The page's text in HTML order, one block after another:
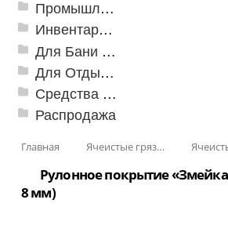
Промышленный текстиль
Инвентарь для клининга
Для Бани и Сауны
Для Отдыха и Пикника
Средства от насекомых и садовых вредителей
Распродажа
Главная Ячеистые грязезащитные покрытия
Рулонное покрытие
8 мм)